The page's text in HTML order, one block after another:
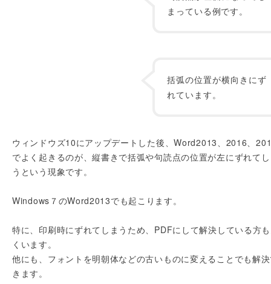
まっている例です。
括弧の位置が横向きにず
れています。
ウィンドウズ10にアップデートした後、Word2013、2016、
でよく起きるのが、縦書きで括弧や句読点の位置が左にずれて
うという現象です。
Windows７のWord2013でも起こります。
特に、印刷時にずれてしまうため、PDFにして解決している方
くいます。
他にも、フォントを明朝体などの古いものに変えることでも解
きます。